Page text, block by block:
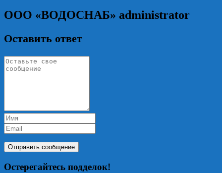
ООО «ВОДОСНАБ» administrator
Оставить ответ
Остерегайтесь подделок!